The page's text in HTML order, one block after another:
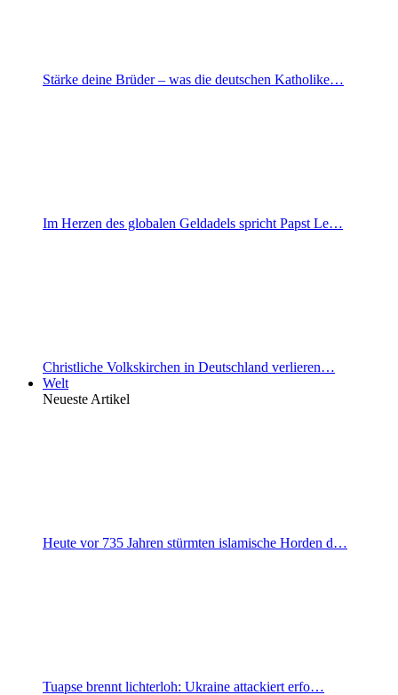
Stärke deine Brüder – was die deutschen Katholike…
Im Herzen des globalen Geldadels spricht Papst Le…
Christliche Volkskirchen in Deutschland verlieren…
Welt
Neueste Artikel
Heute vor 735 Jahren stürmten islamische Horden d…
Tuapse brennt lichterloh: Ukraine attackiert erfo…